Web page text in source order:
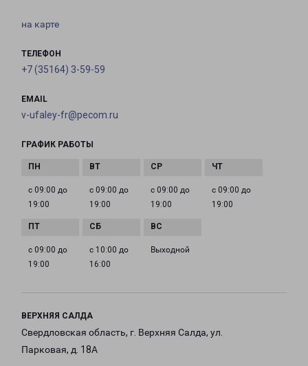
на карте
ТЕЛЕФОН
+7 (35164) 3-59-59
EMAIL
v-ufaley-fr@pecom.ru
ГРАФИК РАБОТЫ
с 09:00 до
19:00
с 09:00 до
19:00
с 09:00 до
19:00
с 09:00 до
19:00
с 09:00 до
19:00
с 10:00 до
16:00
Выходной
ВЕРХНЯЯ САЛДА
Свердловская область, г. Верхняя Салда, ул.
Парковая, д. 18А